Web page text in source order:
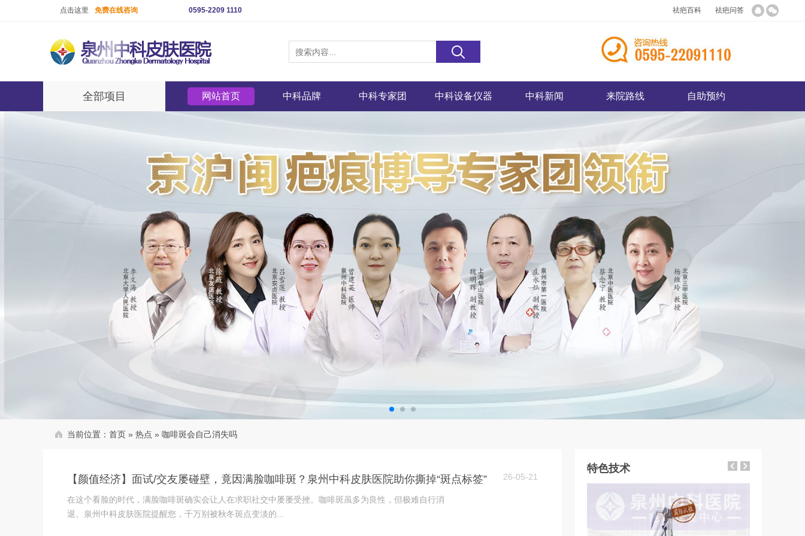
点击这里 免费在线咨询 0595-2209 1110 祛疤百科 祛疤问答
全部项目 网站首页 中科品牌 中科专家团 中科设备仪器 中科新闻 来院路线 自助预约
当前位置： 首页 » 热点 » 咖啡斑会自己消失吗
【颜值经济】面试/交友屡碰壁，竟因满脸咖啡斑？泉州中科皮肤医院助你撕掉“斑点标签” 26-05-21
在这个看脸的时代，满脸咖啡斑确实会让人在求职社交中屡屡受挫。咖啡斑虽多为良性，但极难自行消
退。泉州中科皮肤医院提醒您，千万别被秋冬斑点变淡的...
特色技术